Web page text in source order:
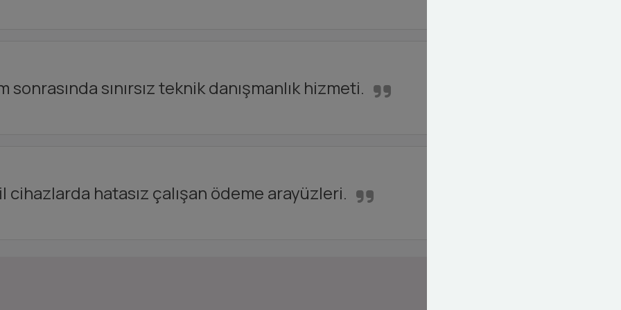
sonrasında sınırsız teknik danışmanlık hizmeti.
cihazlarda hatasız çalışan ödeme arayüzleri.